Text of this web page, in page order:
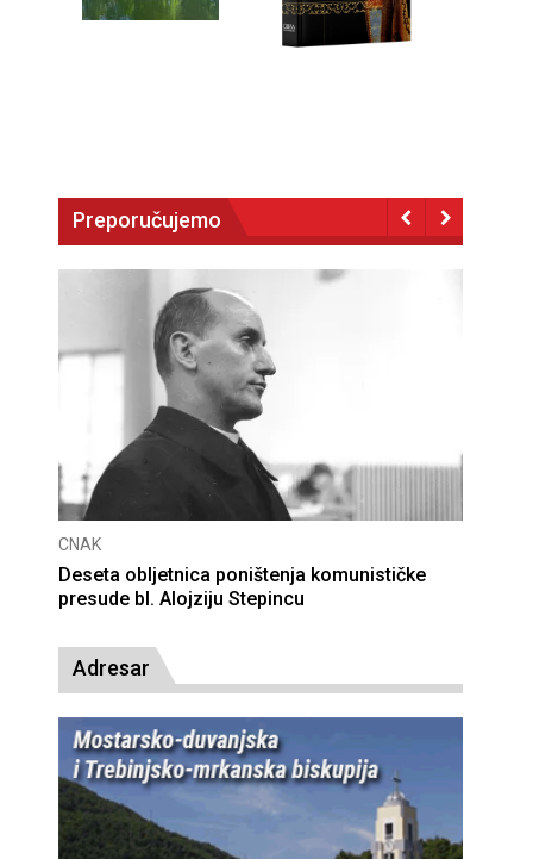
Preporučujemo
CNAK
Deseta obljetnica poništenja komunističke
presude bl. Alojziju Stepincu
Adresar